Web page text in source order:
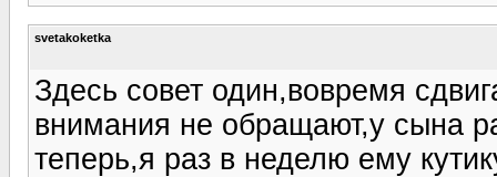
svetakoketka
Здесь совет один,вовремя
внимания не обращают,у сына
теперь,я раз в неделю ему